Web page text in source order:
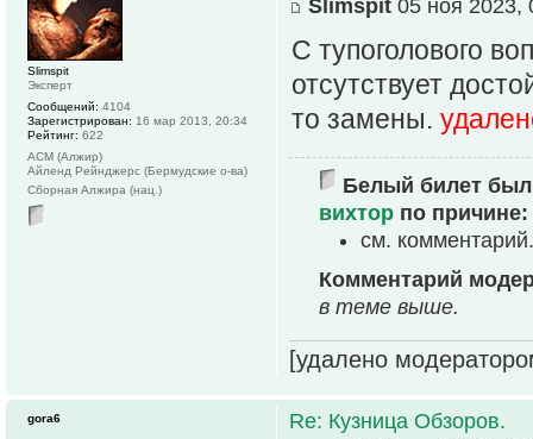
Slimspit 05 ноя 2023,
С тупоголового
отсутствует
то замены.
Белый билет был
вихтор по причине:
см. комментарий.
Комментарий
в теме выше.
[удалено
Slimspit
Эксперт
Сообщений: 4104
Зарегистрирован: 16 мар 2013, 20:34
Рейтинг: 622
АСМ (Алжир)
Айленд Рейнджерс (Бермудские о-ва)
Сборная Алжира (нац.)
Re: Кузница Обзоров.
gora6